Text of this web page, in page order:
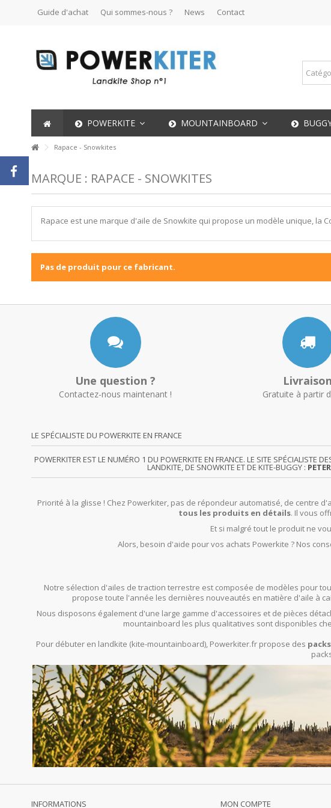
Guide d'achat Qui sommes-nous ? News Contact
POWERKITE MOUNTAINBOARD
Rapace - Snowkites
MARQUE : RAPACE - SNOWKITES
Rapace est une marque d'aile de Snowkite qui propose un modèle unique, la
Pas de produit pour ce fabricant.
Une question ?
Contactez-nous maintenant !
Livraison
Gratuite à partir
LE SPÉCIALISTE DU POWERKITE EN FRANCE
POWERKITER EST LE NUMÉRO 1 DU POWERKITE EN FRANCE. LE SITE SPÉCIALISTE
LANDKITE, DE SNOWKITE ET DE KITE-BUGGY :
Priorité à la glisse ! Chez Powerkiter, pas de répondeur automatisé, de centre
tous les produits en détails. Il vous
Et si malgré tout le produit ne
Alors, besoin d'aide pour vos achats Powerkite ? Nos
Notre sélection d'ailes de traction terrestre est composée de modèles pour
propose toute l'année les dernières nouveautés en matière d'aile à
Nous disposons également d'une large gamme d'accessoires et de pièces
mountainboard les plus qualitatives sont disponibles
Pour débuter en landkite (kite-mountainboard), Powerkiter.fr propose des
INFORMATIONS MON COMPTE